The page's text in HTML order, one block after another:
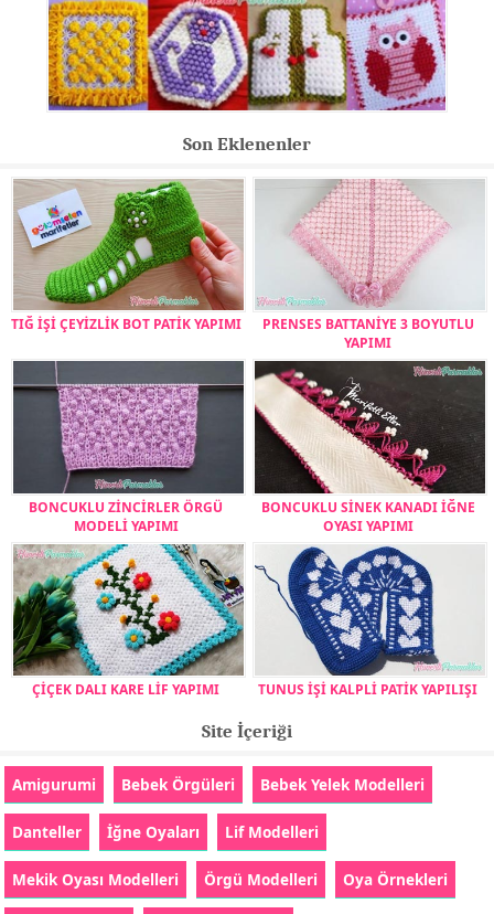
Son Eklenenler
TIĞ İŞİ ÇEYİZLİK BOT PATİK YAPIMI
PRENSES BATTANİYE 3 BOYUTLU
YAPIMI
BONCUKLU ZİNCİRLER ÖRGÜ
MODELİ YAPIMI
BONCUKLU SİNEK KANADI İĞNE
OYASI YAPIMI
ÇİÇEK DALI KARE LİF YAPIMI TUNUS İŞİ KALPLİ PATİK YAPILIŞI
Site İçeriği
Amigurumi Bebek Örgüleri Bebek Yelek Modelleri
Danteller İğne Oyaları Lif Modelleri
Mekik Oyası Modelleri Örgü Modelleri Oya Örnekleri